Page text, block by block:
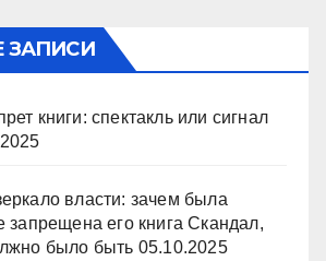
ЗАПИСИ
книги: спектакль или сигнал
власти: зачем была
запрещена его книга Скандал,
было быть 05.10.2025